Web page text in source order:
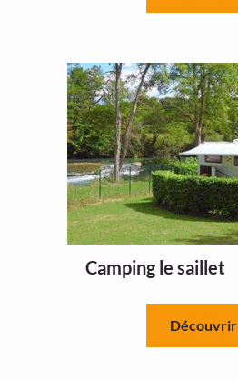
Camping le saillet
Découvrir